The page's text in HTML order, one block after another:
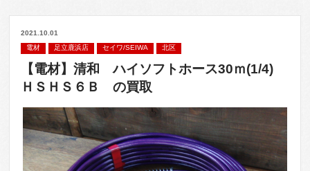
2021.10.01
電材
足立鹿浜店 セイワ/SEIWA 北区
【電材】清和 ハイソフトホース30ｍ(1/4)
ＨＳＨＳ６Ｂ の買取